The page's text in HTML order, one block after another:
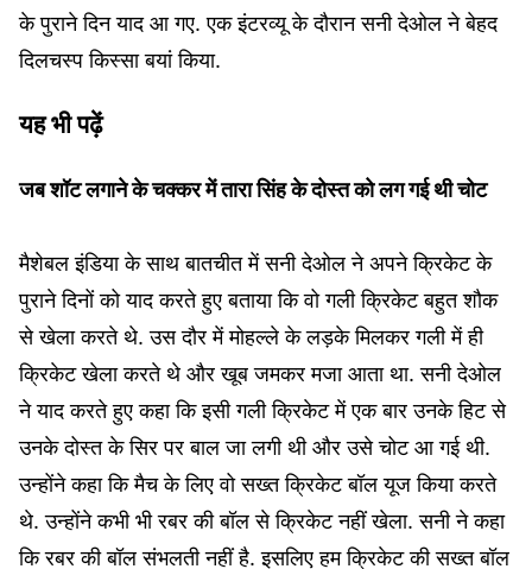
के पुराने दिन याद आ गए. एक इंटरव्यू के दौरान सनी देओल ने बेहद
दिलचस्प किस्सा बयां किया.
यह भी पढ़ें
जब शॉट लगाने के चक्कर में तारा सिंह के दोस्त को लग गई थी चोट
मैशेबल इंडिया के साथ बातचीत में सनी देओल ने अपने क्रिकेट के
पुराने दिनों को याद करते हुए बताया कि वो गली क्रिकेट बहुत शौक
से खेला करते थे. उस दौर में मोहल्ले के लड़के मिलकर गली में ही
क्रिकेट खेला करते थे और खूब जमकर मजा आता था. सनी देओल
ने याद करते हुए कहा कि इसी गली क्रिकेट में एक बार उनके हिट से
उनके दोस्त के सिर पर बाल जा लगी थी और उसे चोट आ गई थी.
उन्होंने कहा कि मैच के लिए वो सख्त क्रिकेट बॉल यूज किया करते
थे. उन्होंने कभी भी रबर की बॉल से क्रिकेट नहीं खेला. सनी ने कहा
कि रबर की बॉल संभलती नहीं है. इसलिए हम क्रिकेट की सख्त बॉल